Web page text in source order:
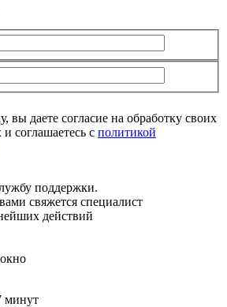
вы даете согласие на обработку своих
соглашаетесь с политикой
поддержки.
свяжется специалист
действий
минут